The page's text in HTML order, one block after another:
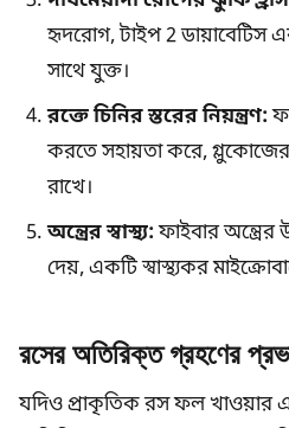
হৃদরোগ, টাইপ 2 ডায়াবেটিস
সাথে যুক্ত।
রক্তে চিনির স্তরের নিয়ন্ত্রণ:
করতে সহায়তা করে,
রাখে।
অন্ত্রের স্বাস্থ্য:ফাইবার অন্ত্রের
দেয়, একটি স্বাস্থ্যকর
রসের অতিরিক্ত গ্রহণের
যদিও প্রাকৃতিক রস ফল খাওয়ার